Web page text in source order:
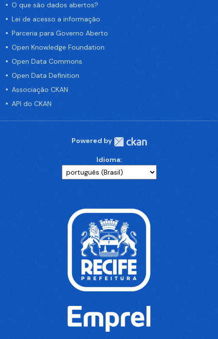
O que são dados abertos?
Lei de acesso a informação
Parceria para Governo Aberto
Open Knowledge Foundation
Open Data Commons
Open Data Definition
Associação CKAN
API do CKAN
Powered by
Idioma